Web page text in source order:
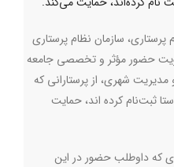
سازمان نظام پرستاری
حضور مؤثر و تخصصی جامعه
شهری، از پرستارانی که
ثبت‌نام کرده اند، حمایت
که داوطلب حضور در این